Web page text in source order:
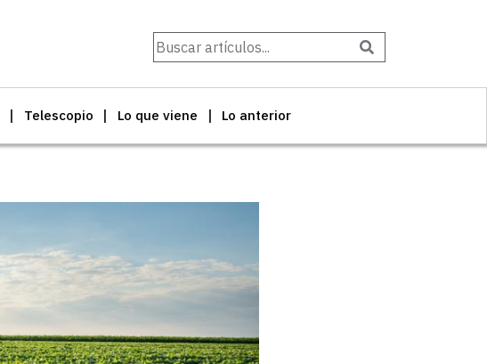
Buscar
Telescopio Lo que viene Lo anterior